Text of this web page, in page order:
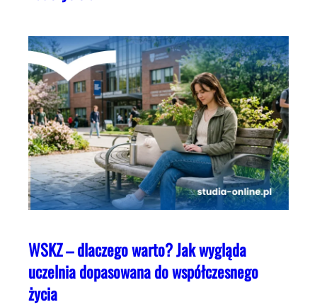
WSKZ – dlaczego warto? Jak wygląda
uczelnia dopasowana do współczesnego
życia